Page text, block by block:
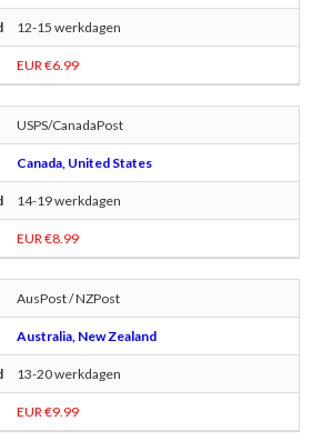
12-15 werkdagen
EUR €6.99
USPS/CanadaPost
Canada, United States
14-19 werkdagen
EUR €8.99
AusPost / NZPost
Australia, New Zealand
13-20 werkdagen
EUR €9.99